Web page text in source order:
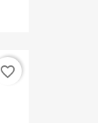
favorite_border